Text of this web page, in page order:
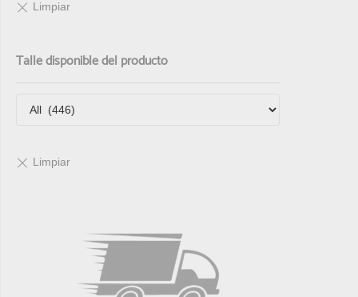
Talle disponible del producto